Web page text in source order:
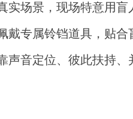
实场景，现场特意用
戴专属铃铛道具，贴
声音定位、彼此扶持